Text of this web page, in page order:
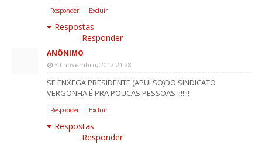
Responder Excluir
Respostas
Responder
ANÔNIMO
30 novembro, 2012 21:28
SE ENXEGA PRESIDENTE (APULSO)DO SINDICATO
VERGONHA É PRA POUCAS PESSOAS !!!!!!!
Responder Excluir
Respostas
Responder